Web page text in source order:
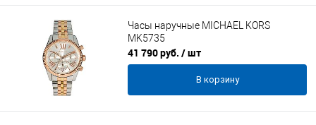
Часы наручные MICHAEL KORS
MK5735
41 790 руб. / шт
В корзину